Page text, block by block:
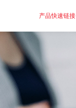
产品快速链接